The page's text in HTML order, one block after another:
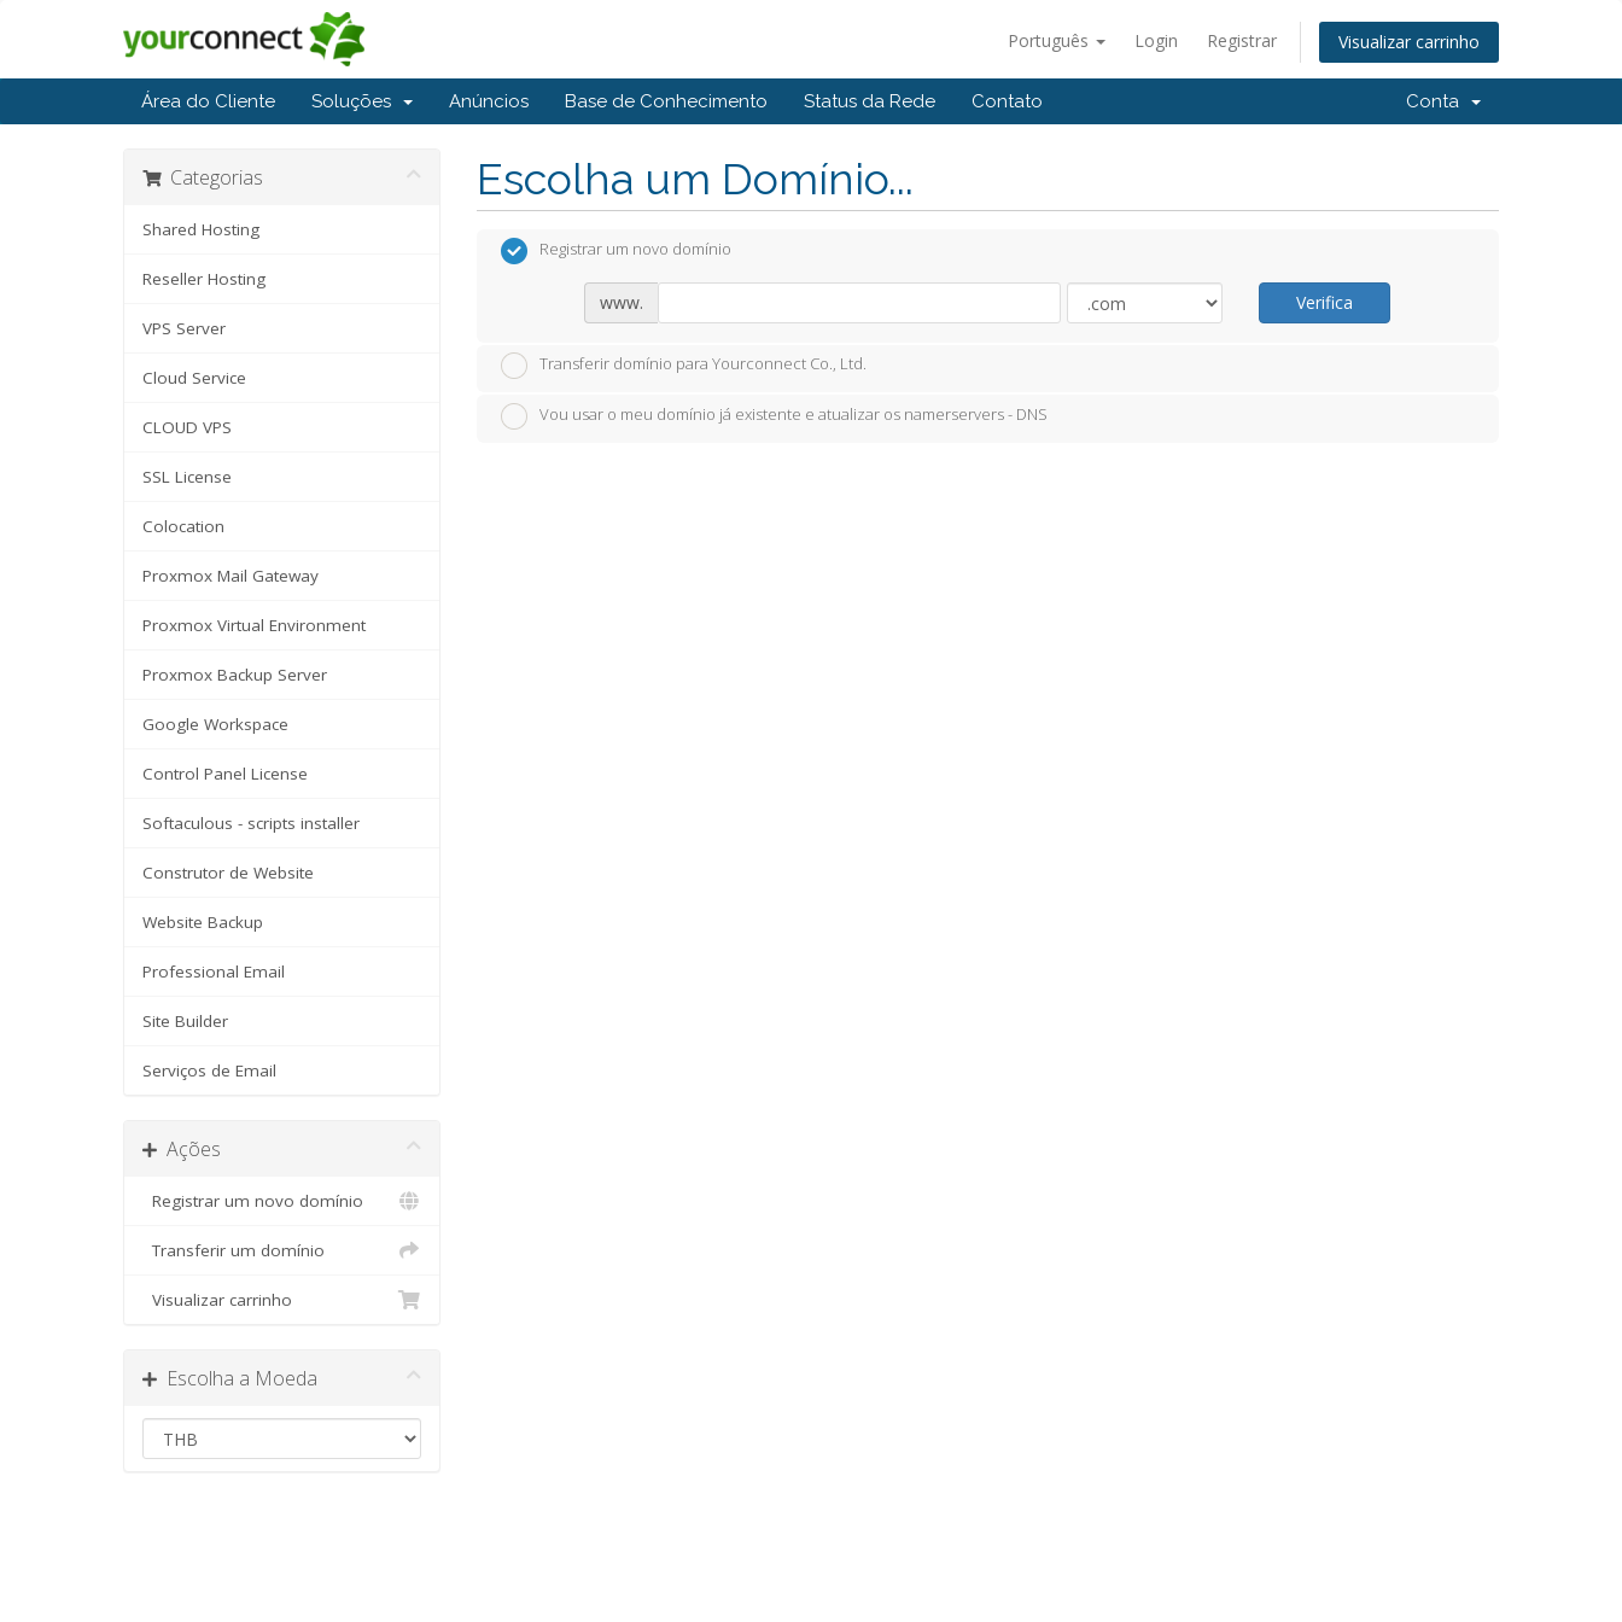
Português Login Registrar Visualizar carrinho
Área do Cliente Soluções Anúncios Base de Conhecimento Status da Rede Contato Conta
Categorias
Shared Hosting
Reseller Hosting
VPS Server
Cloud Service
CLOUD VPS
SSL License
Colocation
Proxmox Mail Gateway
Proxmox Virtual Environment
Proxmox Backup Server
Google Workspace
Control Panel License
Softaculous - scripts installer
Construtor de Website
Website Backup
Professional Email
Site Builder
Serviços de Email
Ações
Registrar um novo domínio
Transferir um domínio
Visualizar carrinho
Escolha a Moeda
Escolha um Domínio...
Registrar um novo domínio
www. Verifica
Transferir domínio para Yourconnect Co., Ltd.
Vou usar o meu domínio já existente e atualizar os namerservers - DNS